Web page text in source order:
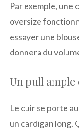
Par exemple, une
oversize
essayer une
donnera du
Un pull
Le cuir se porte
un cardigan long.